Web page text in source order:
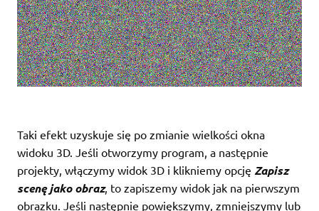
Taki efekt uzyskuje się po zmianie wielkości okna
widoku 3D. Jeśli otworzymy program, a następnie
projekty, włączymy widok 3D i klikniemy opcję Zapisz
scenę jako obraz, to zapiszemy widok jak na pierwszym
obrazku. Jeśli następnie powiększymy, zmniejszymy lub